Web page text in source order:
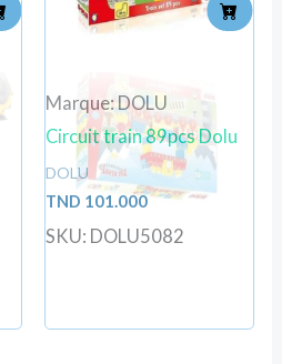
Marque: DOLU
Circuit train 89pcs Dolu
DOLU
TND 101.000
SKU: DOLU5082